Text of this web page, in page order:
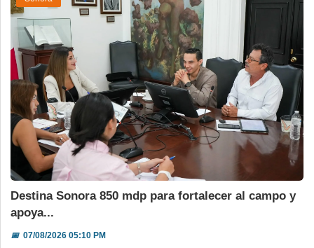
Destina Sonora 850 mdp para fortalecer al campo y
apoya...
📅07/08/2026 05:10 PM